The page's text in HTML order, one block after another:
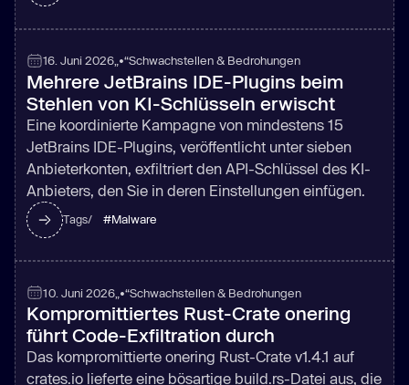
16. Juni 2026„•“Schwachstellen & Bedrohungen
Mehrere JetBrains IDE-Plugins beim
Stehlen von KI-Schlüsseln erwischt
Eine koordinierte Kampagne von mindestens 15
JetBrains IDE-Plugins, veröffentlicht unter sieben
Anbieterkonten, exfiltriert den API-Schlüssel des KI-
Anbieters, den Sie in deren Einstellungen einfügen.
Tags/ #Malware
10. Juni 2026 „•“Schwachstellen & Bedrohungen
Kompromittiertes Rust-Crate onering
führt Code-Exfiltration durch
Das kompromittierte onering Rust-Crate v1.4.1 auf
crates.io lieferte eine bösartige build.rs-Datei aus, die